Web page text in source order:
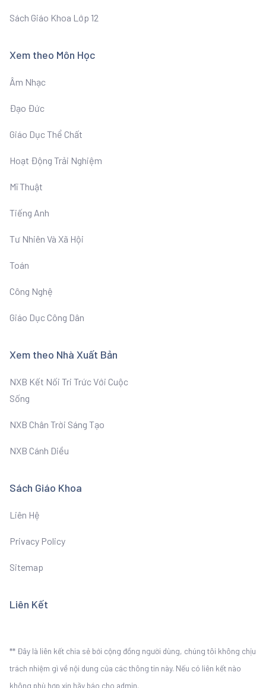
Sách Giáo Khoa Lớp 12
Xem theo Môn Học
Âm Nhạc
Đạo Đức
Giáo Dục Thể Chất
Hoạt Động Trải Nghiệm
Mĩ Thuật
Tiếng Anh
Tư Nhiên Và Xã Hội
Toán
Công Nghệ
Giáo Dục Công Dân
Xem theo Nhà Xuất Bản
NXB Kết Nối Tri Trức Với Cuộc
Sống
NXB Chân Trời Sáng Tạo
NXB Cánh Diều
Sách Giáo Khoa
Liên Hệ
Privacy Policy
Sitemap
Liên Kết
** Đây là liên kết chia sẻ bới cộng đồng người dùng, chúng tôi không chịu
trách nhiệm gì về nội dung của các thông tin này. Nếu có liên kết nào
không phù hợp xin hãy báo cho admin.